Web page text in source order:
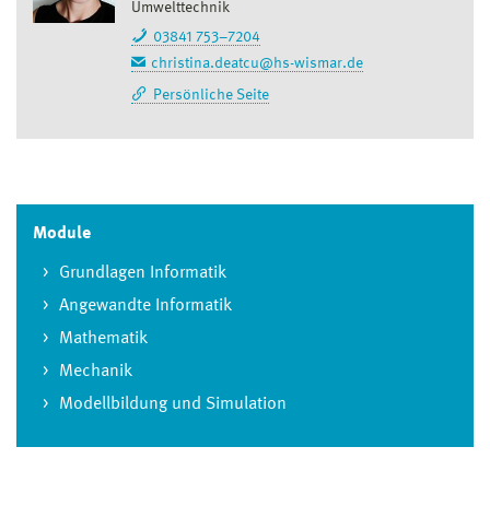
Umwelttechnik
03841 753–7204
christina.deatcu@hs-wismar.de
Persönliche Seite
Module
Grundlagen Informatik
Angewandte Informatik
Mathematik
Mechanik
Modellbildung und Simulation